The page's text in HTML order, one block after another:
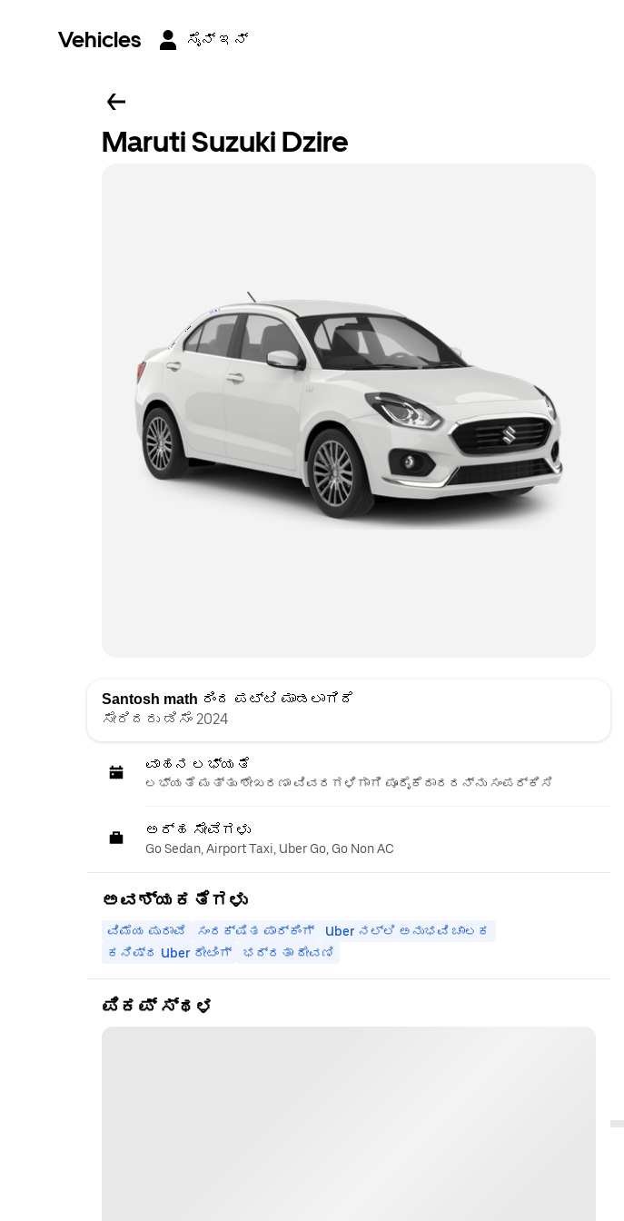
Vehicles ಸೈನ್ ಇನ್
Maruti Suzuki Dzire
Santosh math ರಿಂದ ಪಟ್ಟಿ ಮಾಡಲಾಗಿದೆ
ಸೇರಿದರು ಡಿಸೆಂ 2024
ವಾಹನ ಲಭ್ಯತೆ
ಲಭ್ಯತೆ ಮತ್ತು ಶೇಖರಣಾ ವಿವರಗಳಿಗಾಗಿ ಪೂರೈಕೆದಾರರನ್ನು ಸಂಪರ್ಕಿಸಿ
ಅರ್ಹ ಸೇವೆಗಳು
Go Sedan, Airport Taxi, Uber Go, Go Non AC
ಅವಶ್ಯಕತೆಗಳು
ವಿಮೆಯ ಪುರಾವೆ ಸಂರಕ್ಷಿತ ಪಾರ್ಕಿಂಗ್
Uber ನಲ್ಲಿ ಅನುಭವಿ ಚಾಲಕ
ಕನಿಷ್ಠ Uber ರೇಟಿಂಗ್
ಭದ್ರತಾ ಠೇವಣಿ
ಪಿಕಪ್ ಸ್ಥಳ